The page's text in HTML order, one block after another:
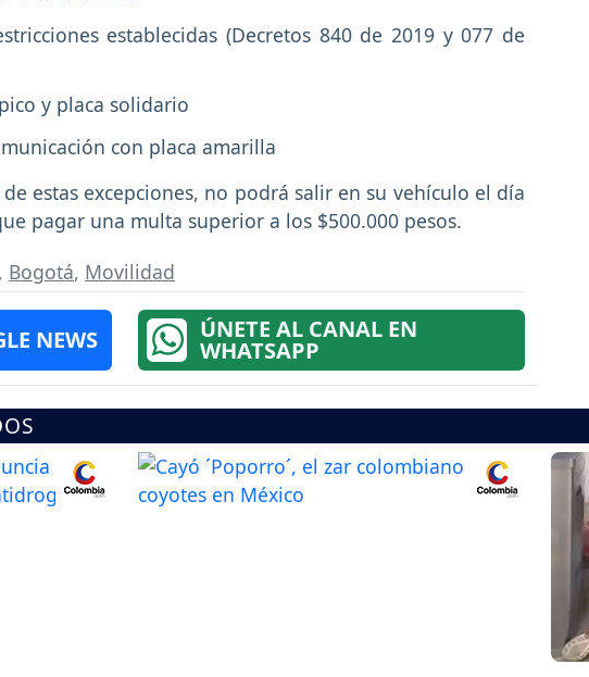
establecidas (Decretos 840 de 2019 y 077 de
y placa solidario
con placa amarilla
estas excepciones, no podrá salir en su vehículo el día
pagar una multa superior a los $500.000 pesos.
, Bogotá, Movilidad
NEWS ÚNETE AL CANAL EN
WHATSAPP